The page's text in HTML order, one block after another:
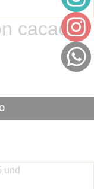
cacao 5